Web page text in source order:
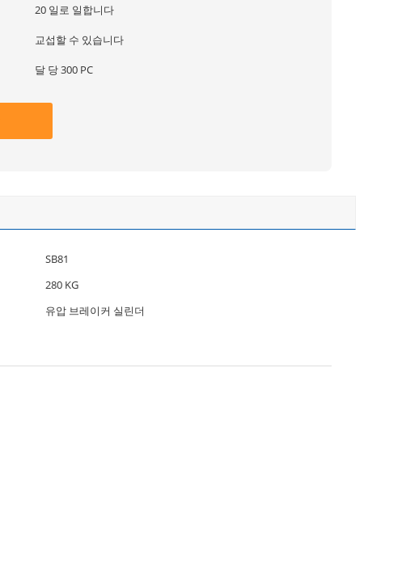
20 일로 일합니다
교섭할 수 있습니다
달 당 300 PC
SB81
280 KG
유압 브레이커 실린더